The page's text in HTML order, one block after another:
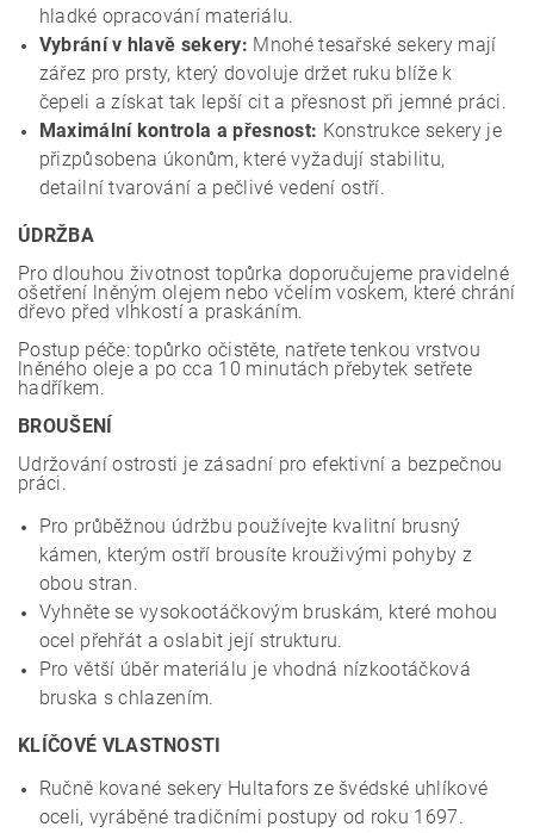
hladké opracování materiálu.
Vybrání v hlavě sekery: Mnohé tesařské sekery mají
zářez pro prsty, který dovoluje držet ruku blíže k
čepeli a získat tak lepší cit a přesnost při jemné práci.
Maximální kontrola a přesnost: Konstrukce sekery je
přizpůsobena úkonům, které vyžadují stabilitu,
detailní tvarování a pečlivé vedení ostří.
ÚDRŽBA
Pro dlouhou životnost topůrka doporučujeme pravidelné
ošetření lněným olejem nebo včelím voskem, které chrání
dřevo před vlhkostí a praskáním.
Postup péče: topůrko očistěte, natřete tenkou vrstvou
lněného oleje a po cca 10 minutách přebytek setřete
hadříkem.
BROUŠENÍ
Udržování ostrosti je zásadní pro efektivní a bezpečnou
práci.
Pro průběžnou údržbu používejte kvalitní brusný
kámen, kterým ostří brousíte krouživými pohyby z
obou stran.
Vyhněte se vysokootáčkovým bruskám, které mohou
ocel přehřát a oslabit její strukturu.
Pro větší úběr materiálu je vhodná nízkootáčková
bruska s chlazením.
KLÍČOVÉ VLASTNOSTI
Ručně kované sekery Hultafors ze švédské uhlíkové
oceli, vyráběné tradičními postupy od roku 1697.